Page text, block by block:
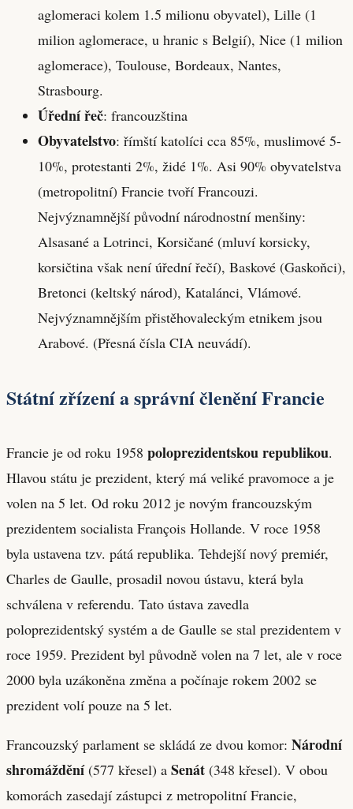
aglomeraci kolem 1.5 milionu obyvatel), Lille (1
milion aglomerace, u hranic s Belgií), Nice (1 milion
aglomerace), Toulouse, Bordeaux, Nantes,
Strasbourg.
Úřední řeč: francouzština
Obyvatelstvo: římští katolíci cca 85%, muslimové 5-
10%, protestanti 2%, židé 1%. Asi 90% obyvatelstva
(metropolitní) Francie tvoří Francouzi.
Nejvýznamnější původní národnostní menšiny:
Alsasané a Lotrinci, Korsičané (mluví korsicky,
korsičtina však není úřední řečí), Baskové (Gaskoňci),
Bretonci (keltský národ), Katalánci, Vlámové.
Nejvýznamnějším přistěhovaleckým etnikem jsou
Arabové. (Přesná čísla CIA neuvádí).
Státní zřízení a správní členění Francie
Francie je od roku 1958 poloprezidentskou republikou.
Hlavou státu je prezident, který má veliké pravomoce a je
volen na 5 let. Od roku 2012 je novým francouzským
prezidentem socialista François Hollande. V roce 1958
byla ustavena tzv. pátá republika. Tehdejší nový premiér,
Charles de Gaulle, prosadil novou ústavu, která byla
schválena v referendu. Tato ústava zavedla
poloprezidentský systém a de Gaulle se stal prezidentem v
roce 1959. Prezident byl původně volen na 7 let, ale v roce
2000 byla uzákoněna změna a počínaje rokem 2002 se
prezident volí pouze na 5 let.
Francouzský parlament se skládá ze dvou komor: Národní
shromáždění(577 křesel) a Senát (348 křesel). V obou
komorách zasedají zástupci z metropolitní Francie,